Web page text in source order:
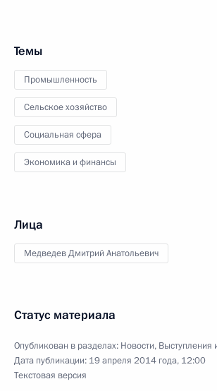
Темы
Промышленность
Сельское хозяйство
Социальная сфера
Экономика и финансы
Лица
Медведев Дмитрий Анатольевич
Статус материала
Опубликован в разделах: Новости, Выступления
Дата публикации: 19 апреля 2014 года, 12:00
Текстовая версия